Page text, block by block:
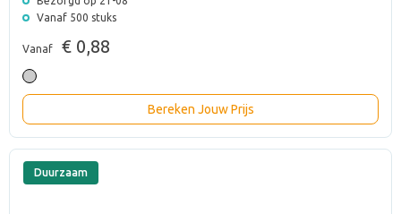
Vanaf 500 stuks
Vanaf € 0,88
Bereken Jouw Prijs
Duurzaam